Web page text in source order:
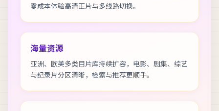
零成本体验高清正片与多线路切换。
海量资源
亚洲、欧美多类目片库持续扩容，电影、剧集、综艺
与纪录片分区清晰，检索与推荐更顺手。